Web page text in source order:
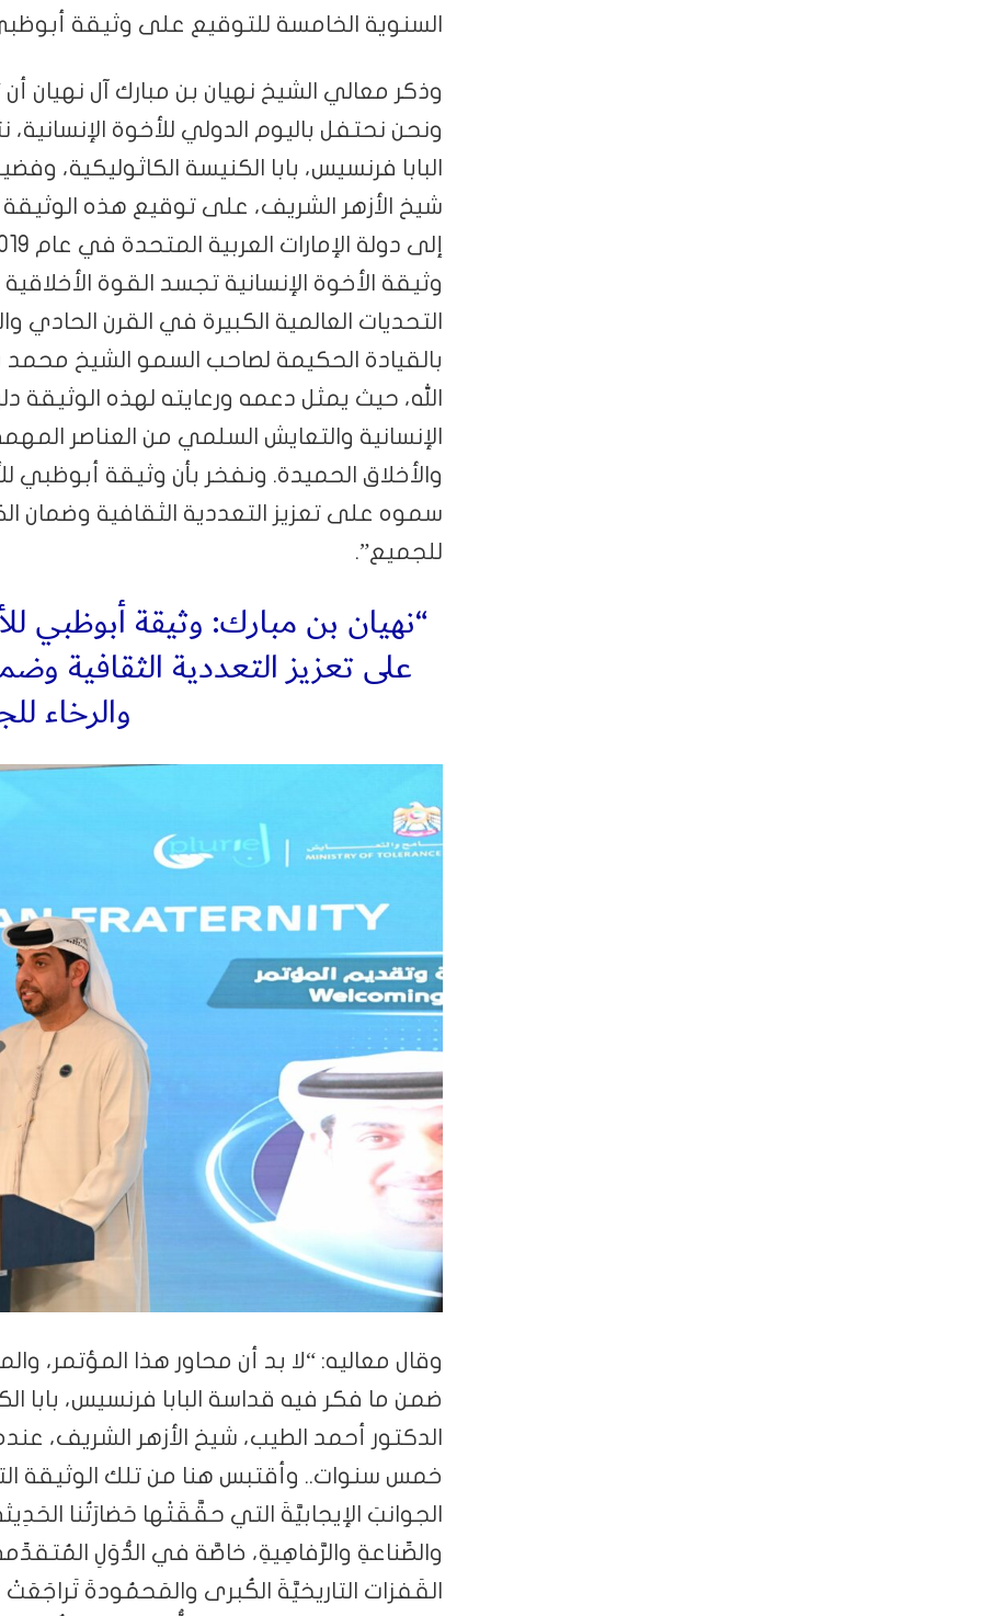
السنوية الخامسة للتوقيع على وثيقة أبوظبي
وذكر معالي الشيخ نهيان بن مبارك آل نهيان
ونحن نحتفل باليوم الدولي للأخوة
البابا فرنسيس، بابا الكنيسة الكاثوليكية،
شيخ الأزهر الشريف، على توقيع هذه الوثيقة
وثيقة الأخوة الإنسانية تجسد القوة
التحديات العالمية الكبيرة في القرن
بالقيادة الحكيمة لصاحب السمو الشيخ محمد
الله، حيث يمثل دعمه ورعايته لهذه الوثيقة
الإنسانية والتعايش السلمي من العناصر
والأخلاق الحميدة. ونفخر بأن وثيقة أبوظبي
سموه على تعزيز التعددية الثقافية وضمان
للجميع”.
“نهيان بن مبارك: وثيقة أبوظبي
على تعزيز التعددية الثقافية
والرخاء
وقال معاليه: “لا بد أن محاور هذا المؤتمر،
ضمن ما فكر فيه قداسة البابا فرنسيس، بابا
الدكتور أحمد الطيب، شيخ الأزهر الشريف،
خمس سنوات.. وأقتبس هنا من تلك الوثيقة
الجوانبَ الإيجابيَّةَ التي حقَّقَتْها حَضارَتُنا
والصِّناعةِ والرَّفاهِيةِ، خاصَّة في الدُّوَلِ
القَفزات التاريخيَّةَ الكُبرى والمَحمُودةَ تَراجَعَتْ